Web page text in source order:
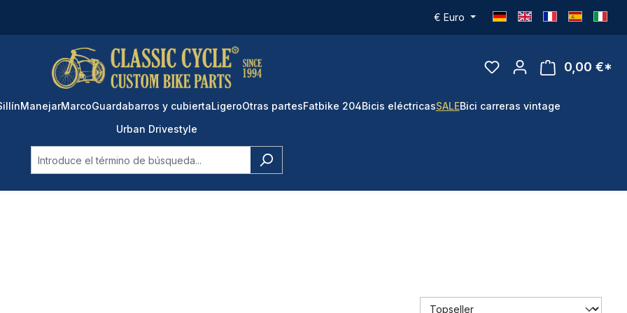
€ Euro
0,00 €*
ManejarMarcoGuardabarros y cubiertaLigeroOtras partesFatbike 204Bicis eléctricasSALEBici carreras vintage
Urban Drivestyle